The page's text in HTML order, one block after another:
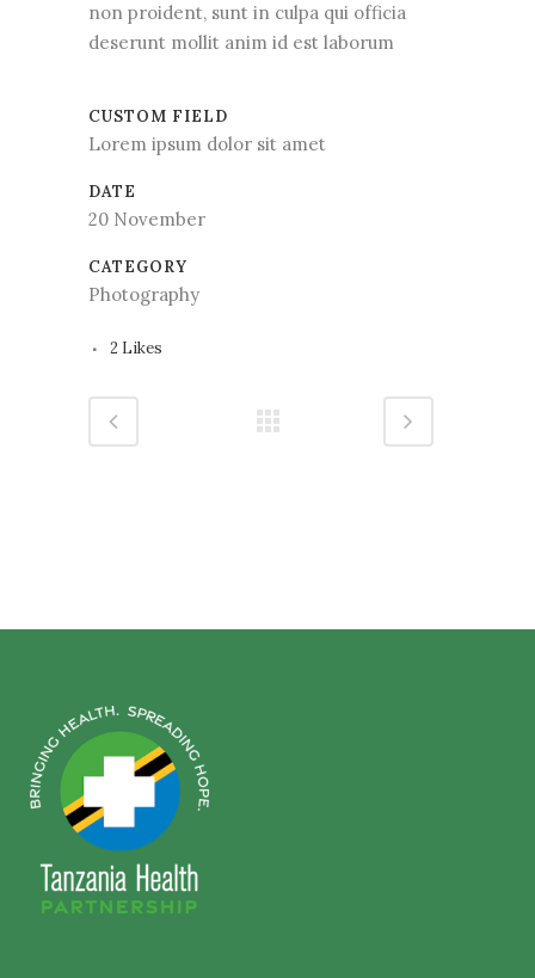
non proident, sunt in culpa qui officia
deserunt mollit anim id est laborum
CUSTOM FIELD
Lorem ipsum dolor sit amet
DATE
20 November
CATEGORY
Photography
2 Likes